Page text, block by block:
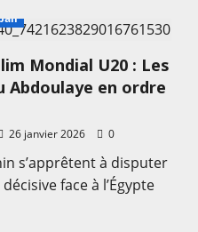
Mondial U20 : Les
Abdoulaye en ordre
26 janvier 2026 0
s’apprêtent à disputer
face à l’Égypte